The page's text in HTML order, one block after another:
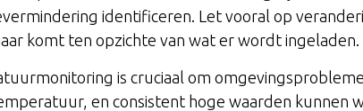
identificeren. Let vooral op
komt ten opzichte van wat er wordt ingeladen.
is cruciaal om
en consistent hoge waarden kunnen